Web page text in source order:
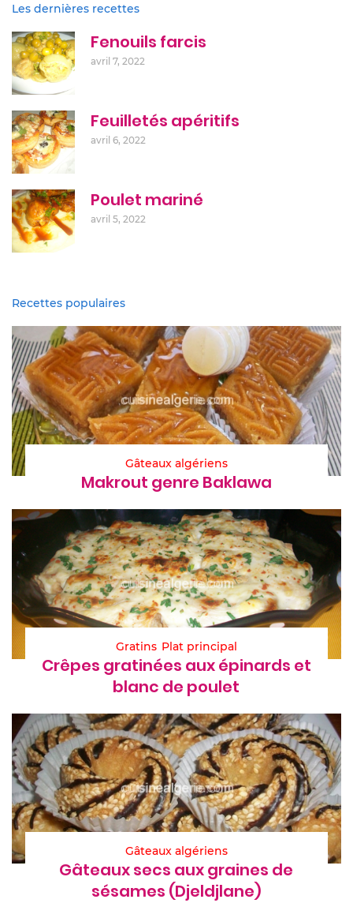
Les dernières recettes
Fenouils farcis
avril 7, 2022
Feuilletés apéritifs
avril 6, 2022
Poulet mariné
avril 5, 2022
Recettes populaires
Gâteaux algériens
Makrout genre Baklawa
Gratins Plat principal
Crêpes gratinées aux épinards et
blanc de poulet
Gâteaux algériens
Gâteaux secs aux graines de
sésames (Djeldjlane)